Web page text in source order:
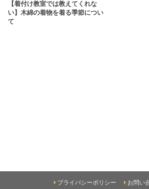
【着付け教室では教えてくれな
い】木綿の着物を着る季節につい
て
プライバシーポリシー お問い